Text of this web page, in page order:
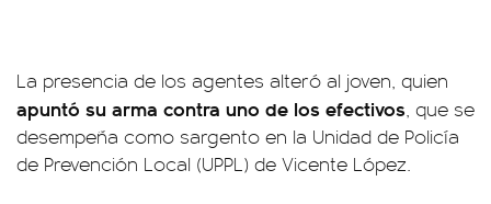
La presencia de los agentes alteró al joven, quien
apuntó su arma contra uno de los efectivos, que se
desempeña como sargento en la Unidad de Policía
de Prevención Local (UPPL) de Vicente López.